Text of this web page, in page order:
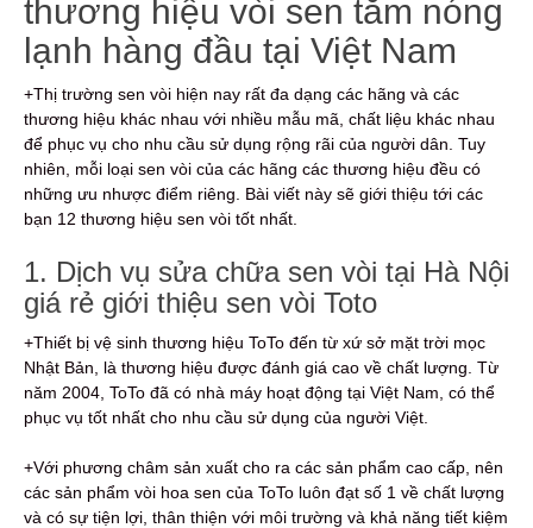
thương hiệu vòi sen tắm nóng
lạnh hàng đầu tại Việt Nam
+Thị trường sen vòi hiện nay rất đa dạng các hãng và các
thương hiệu khác nhau với nhiều mẫu mã, chất liệu khác nhau
để phục vụ cho nhu cầu sử dụng rộng rãi của người dân. Tuy
nhiên, mỗi loại sen vòi của các hãng các thương hiệu đều có
những ưu nhược điểm riêng. Bài viết này sẽ giới thiệu tới các
bạn 12 thương hiệu sen vòi tốt nhất.
1. Dịch vụ sửa chữa sen vòi tại Hà Nội
giá rẻ giới thiệu sen vòi Toto
+Thiết bị vệ sinh thương hiệu ToTo đến từ xứ sở mặt trời mọc
Nhật Bản, là thương hiệu được đánh giá cao về chất lượng. Từ
năm 2004, ToTo đã có nhà máy hoạt động tại Việt Nam, có thể
phục vụ tốt nhất cho nhu cầu sử dụng của người Việt.
+Với phương châm sản xuất cho ra các sản phẩm cao cấp, nên
các sản phẩm vòi hoa sen của ToTo luôn đạt số 1 về chất lượng
và có sự tiện lợi, thân thiện với môi trường và khả năng tiết kiệm